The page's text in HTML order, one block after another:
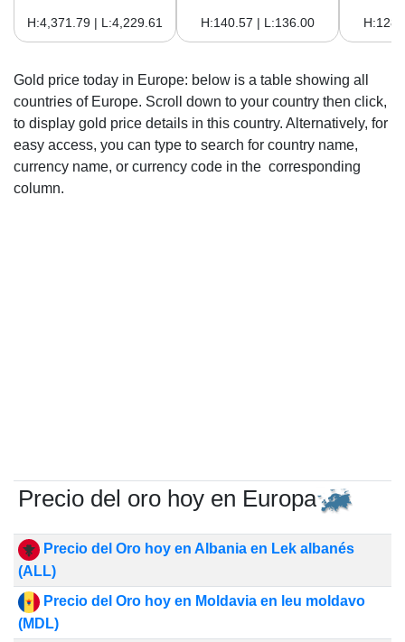
H:4,371.79 | L:4,229.61 H:140.57 | L:136.00
Gold price today in Europe: below is a table showing all
countries of Europe. Scroll down to your country then click,
to display gold price details in this country. Alternatively, for
easy access, you can type to search for country name,
currency name, or currency code in the corresponding
column.
Precio del oro hoy en Europa
Precio del Oro hoy en Albania en Lek albanés
(ALL)
Precio del Oro hoy en Moldavia en leu moldavo
(MDL)